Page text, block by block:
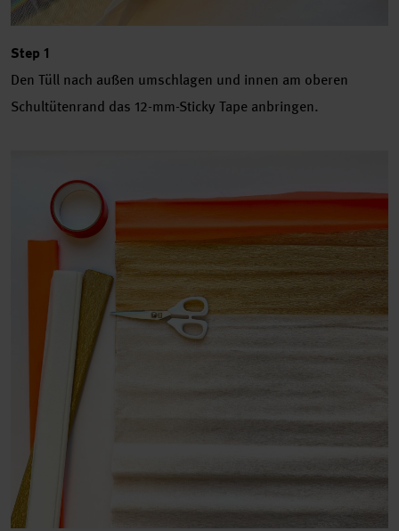
Step 1
Den Tüll nach außen umschlagen und innen am oberen
Schultütenrand das 12-mm-Sticky Tape anbringen.